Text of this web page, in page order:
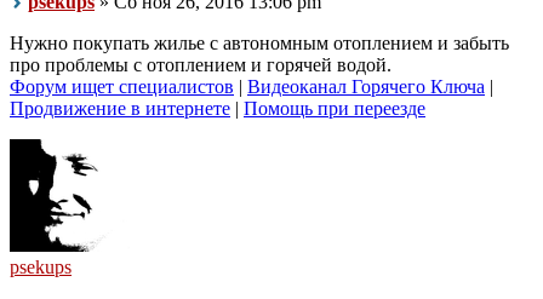
Нужно покупать жилье с автономным отоплением и забыть
про проблемы с отоплением и горячей водой.
Форум ищет специалистов | Видеоканал Горячего Ключа |
Продвижение в интернете | Помощь при переезде
psekups